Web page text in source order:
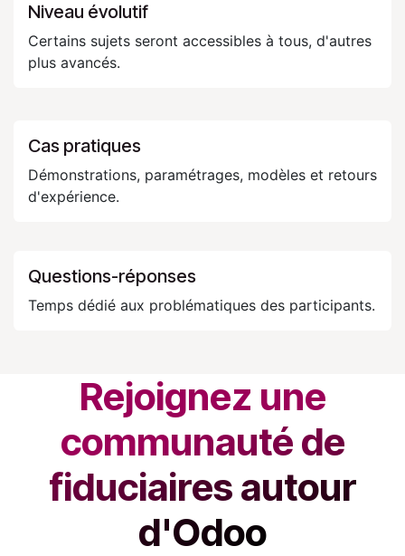
Niveau évolutif
Certains sujets seront accessibles à tous, d'autres
plus avancés.
Cas pratiques
Démonstrations, paramétrages, modèles et retours
d'expérience.
Questions-réponses
Temps dédié aux problématiques des participants.
Rejoignez une
communauté de
fiduciaires autour
d'Odoo